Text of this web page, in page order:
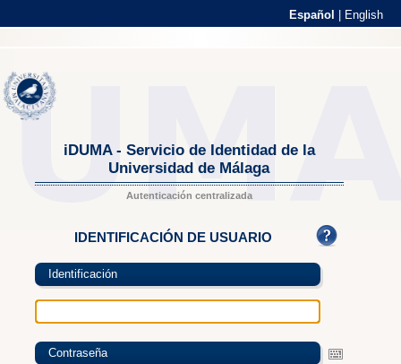
Español English
iDUMA - Servicio de Identidad de la
Universidad de Málaga
Autenticación centralizada
IDENTIFICACIÓN DE USUARIO
Identificación
Contraseña